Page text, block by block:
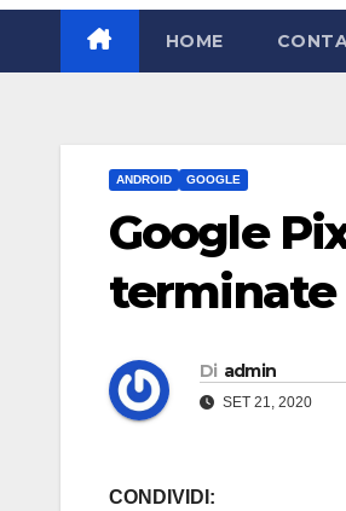
HOME
ANDROID GOOGLE
Google
terminate
Di admin
SET 21, 2020
CONDIVIDI: